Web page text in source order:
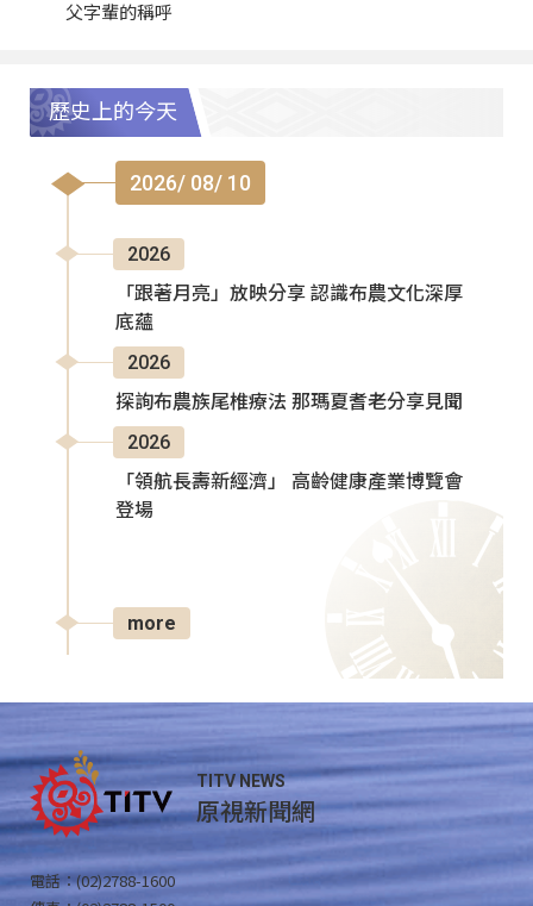
父字輩的稱呼
歷史上的今天
2026/ 08/ 10
2026
「跟著月亮」放映分享 認識布農文化深厚
底蘊
2026
探詢布農族尾椎療法 那瑪夏耆老分享見聞
2026
「領航長壽新經濟」 高齡健康產業博覽會
登場
more
TITV NEWS
原視新聞網
電話：(02)2788-1600